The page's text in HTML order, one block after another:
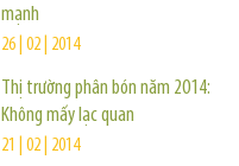
mạnh
26 | 02 | 2014
Thị trường phân bón năm 2014:
Không mấy lạc quan
21 | 02 | 2014